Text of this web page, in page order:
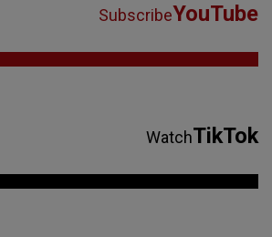
SubscribeYouTube
WatchTikTok